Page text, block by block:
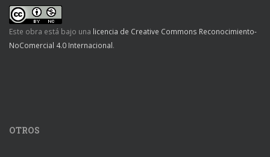
Este obra está bajo una licencia de Creative Commons Reconocimiento-
NoComercial 4.0 Internacional.
OTROS